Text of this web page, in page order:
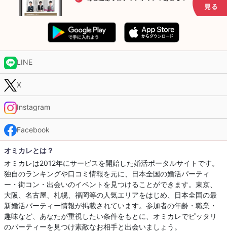
LINE
X
Instagram
Facebook
オミカレとは？
オミカレは2012年にサービスを開始した婚活ポータルサイトです。
独自のランキングや口コミ情報を元に、日本全国の婚活パーティ
ー・街コン・出会いのイベントを見つけることができます。東京、
大阪、名古屋、札幌、福岡等の人気エリアをはじめ、日本全国の最
新婚活パーティー情報が掲載されています。参加者の年齢・職業・
趣味など、あなたが重視したい条件をもとに、オミカレでピッタリ
のパーティーを見つけ素敵なお相手と出会いましょう。